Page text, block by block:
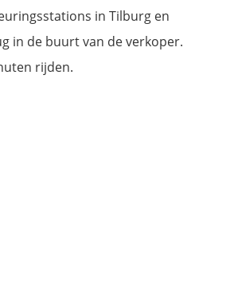
in Tilburg en
in de buurt van de verkoper.
rijden.